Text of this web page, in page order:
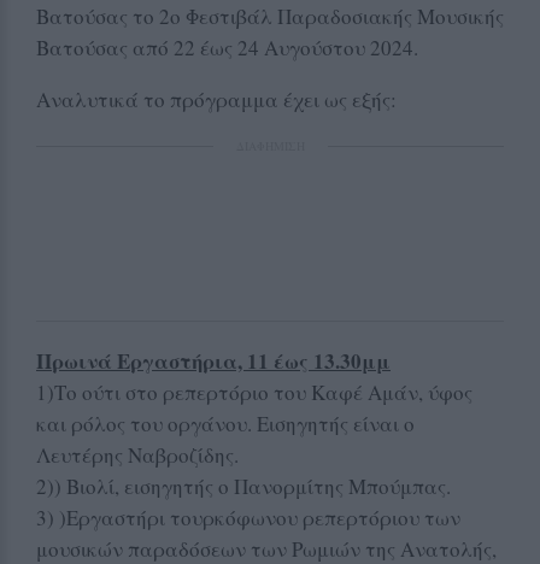
Βατούσας το 2ο Φεστιβάλ Παραδοσιακής Μουσικής
Βατούσας από 22 έως 24 Αυγούστου 2024.
Αναλυτικά το πρόγραμμα έχει ως εξής:
Πρωινά Εργαστήρια, 11 έως 13.30μμ
1)Το ούτι στο ρεπερτόριο του Καφέ Αμάν, ύφος
και ρόλος του οργάνου. Εισηγητής είναι ο
Λευτέρης Ναβροζίδης.
2)) Βιολί, εισηγητής ο Πανορμίτης Μπούμπας.
3) )Εργαστήρι τουρκόφωνου ρεπερτόριου των
μουσικών παραδόσεων των Ρωμιών της Ανατολής,